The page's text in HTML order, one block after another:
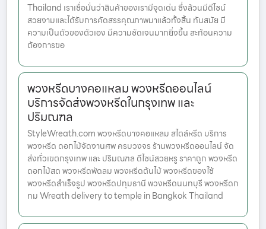
Thailand เราเชื่อมั่นว่าสินค้าของเรามีจุดเด่น ซึ่งล้วนมีดีไซน์
สวยงามและได้รับการคัดสรรคุณภาพมาแล้วทั้งสิ้น ทันสมัย มี
ความเป็นตัวของตัวเอง มีความชัดเจนมากยิ่งขึ้น สะท้อนความ
ต้องการขอ
พวงหรีดบางคอแหลม พวงหรีดออนไลน์
บริการจัดส่งพวงหรีดในกรุงเทพ และ
ปริมณฑล
StyleWreath.com พวงหรีดบางคอแหลม สไตล์หรีด บริการ
พวงหรีด ดอกไม้จัดงานศพ ครบวงจร ร้านพวงหรีดออนไลน์ จัด
ส่งทั่วเขตกรุงเทพ และ ปริมณฑล ดีไซน์สวยหรู ราคาถูก พวงหรีด
ดอกไม้สด พวงหรีดพัดลม พวงหรีดต้นไม้ พวงหรีดของใช้
พวงหรีดสำเร็จรูป พวงหรีดปทุมธานี พวงหรีดนนทบุรี พวงหรีดก
ทม Wreath delivery to temple in Bangkok Thailand